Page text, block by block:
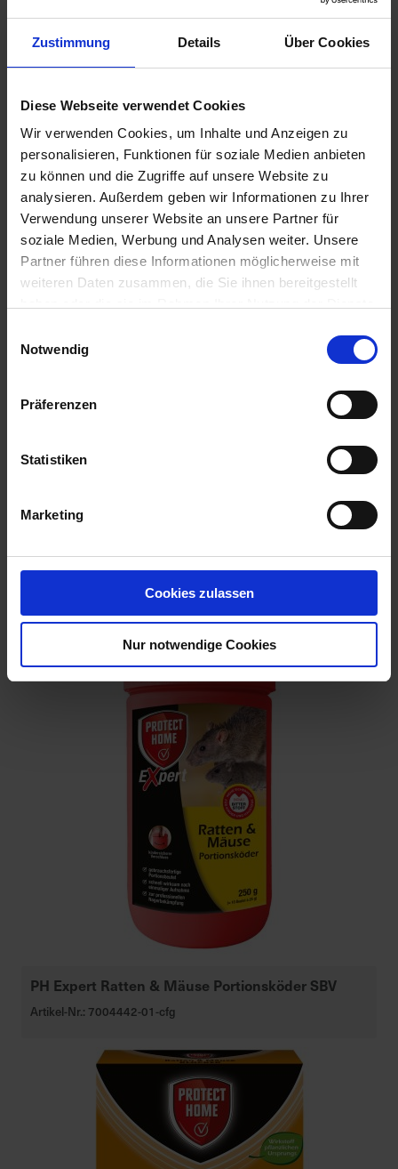
Zustimmung Details Über Cookies
Diese Webseite verwendet Cookies
Wir verwenden Cookies, um Inhalte und Anzeigen zu
personalisieren, Funktionen für soziale Medien anbieten
zu können und die Zugriffe auf unsere Website zu
analysieren. Außerdem geben wir Informationen zu Ihrer
Verwendung unserer Website an unsere Partner für
soziale Medien, Werbung und Analysen weiter. Unsere
Partner führen diese Informationen möglicherweise mit
weiteren Daten zusammen, die Sie ihnen bereitgestellt
Notwendig
Präferenzen
Statistiken
Marketing
Cookies zulassen
Nur notwendige Cookies
Contra Insect Universal
Artikel-Nr.: 7000123-02-cfg
Ähnliche Produkte
PH Expert Ratten & Mäuse Portionsköder SBV
Artikel-Nr.: 7004442-01-cfg